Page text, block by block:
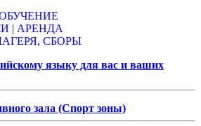
| АРЕНДА
СБОРЫ
языку для вас и ваших
зала (Спорт зоны)